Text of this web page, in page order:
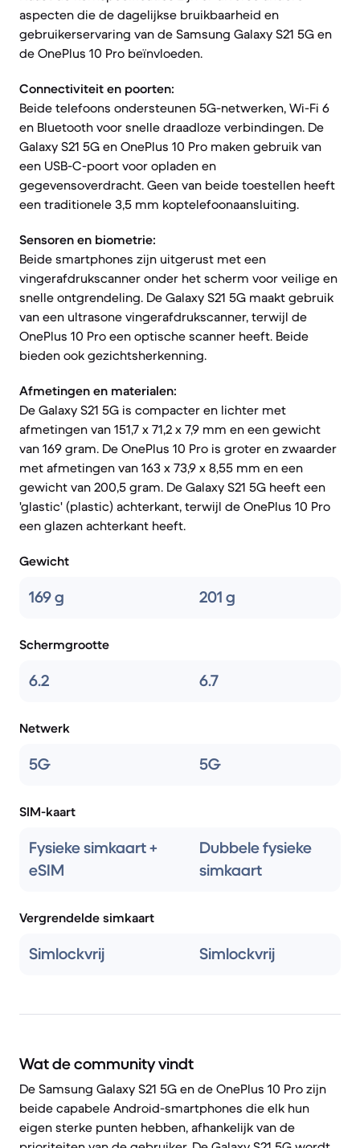
aspecten die de dagelijkse bruikbaarheid en
gebruikerservaring van de Samsung Galaxy S21 5G en
de OnePlus 10 Pro beïnvloeden.
Connectiviteit en poorten:
Beide telefoons ondersteunen 5G-netwerken, Wi-Fi 6
en Bluetooth voor snelle draadloze verbindingen. De
Galaxy S21 5G en OnePlus 10 Pro maken gebruik van
een USB-C-poort voor opladen en
gegevensoverdracht. Geen van beide toestellen heeft
een traditionele 3,5 mm koptelefoonaansluiting.
Sensoren en biometrie:
Beide smartphones zijn uitgerust met een
vingerafdrukscanner onder het scherm voor veilige en
snelle ontgrendeling. De Galaxy S21 5G maakt gebruik
van een ultrasone vingerafdrukscanner, terwijl de
OnePlus 10 Pro een optische scanner heeft. Beide
bieden ook gezichtsherkenning.
Afmetingen en materialen:
De Galaxy S21 5G is compacter en lichter met
afmetingen van 151,7 x 71,2 x 7,9 mm en een gewicht
van 169 gram. De OnePlus 10 Pro is groter en zwaarder
met afmetingen van 163 x 73,9 x 8,55 mm en een
gewicht van 200,5 gram. De Galaxy S21 5G heeft een
'glastic' (plastic) achterkant, terwijl de OnePlus 10 Pro
een glazen achterkant heeft.
Gewicht
169 g 201 g
Schermgrootte
6.2 6.7
Netwerk
5G 5G
SIM-kaart
Fysieke simkaart +
eSIM
Dubbele fysieke
simkaart
Vergrendelde simkaart
Simlockvrij Simlockvrij
Wat de community vindt
De Samsung Galaxy S21 5G en de OnePlus 10 Pro zijn
beide capabele Android-smartphones die elk hun
eigen sterke punten hebben, afhankelijk van de